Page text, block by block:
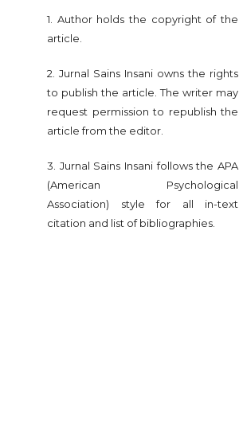
1. Author holds the copyright of the
article.
2. Jurnal Sains Insani owns the rights
to publish the article. The writer may
request permission to republish the
article from the editor.
3. Jurnal Sains Insani follows the APA
(American Psychological
Association) style for all in-text
citation and list of bibliographies.